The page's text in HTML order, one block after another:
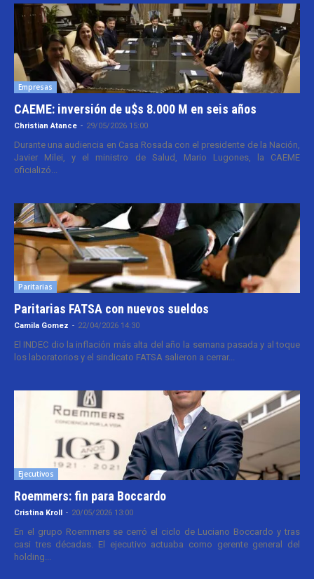
Empresas
CAEME: inversión de u$s 8.000 M en seis años
Christian Atance - 29/05/2026 15:00
Durante una audiencia en Casa Rosada con el presidente de la Nación,
Javier Milei, y el ministro de Salud, Mario Lugones, la CAEME
oficializó...
Paritarias
Paritarias FATSA con nuevos sueldos
Camila Gomez - 22/04/2026 14:30
El INDEC dio la inflación más alta del año la semana pasada y al toque
los laboratorios y el sindicato FATSA salieron a cerrar...
Ejecutivos
Roemmers: fin para Boccardo
Cristina Kroll - 20/05/2026 13:00
En el grupo Roemmers se cerró el ciclo de Luciano Boccardo y tras
casi tres décadas. El ejecutivo actuaba como gerente general del
holding...